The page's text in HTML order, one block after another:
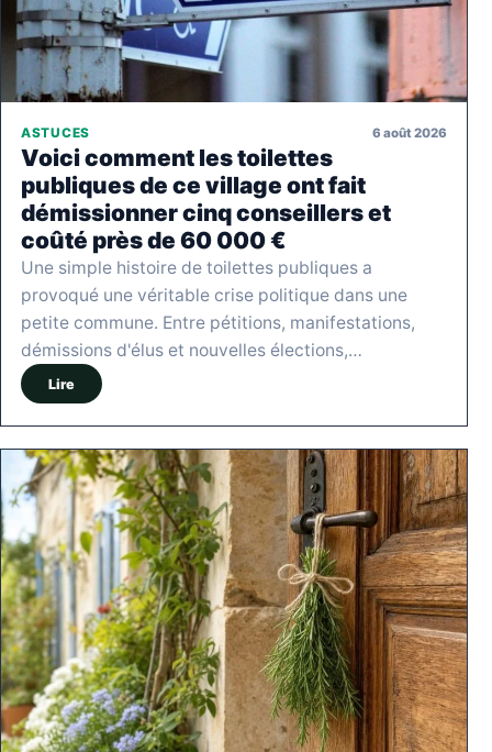
ASTUCES 6 août 2026
Voici comment les toilettes
publiques de ce village ont fait
démissionner cinq conseillers et
coûté près de 60 000 €
Une simple histoire de toilettes publiques a
provoqué une véritable crise politique dans une
petite commune. Entre pétitions, manifestations,
démissions d'élus et nouvelles élections,…
Lire